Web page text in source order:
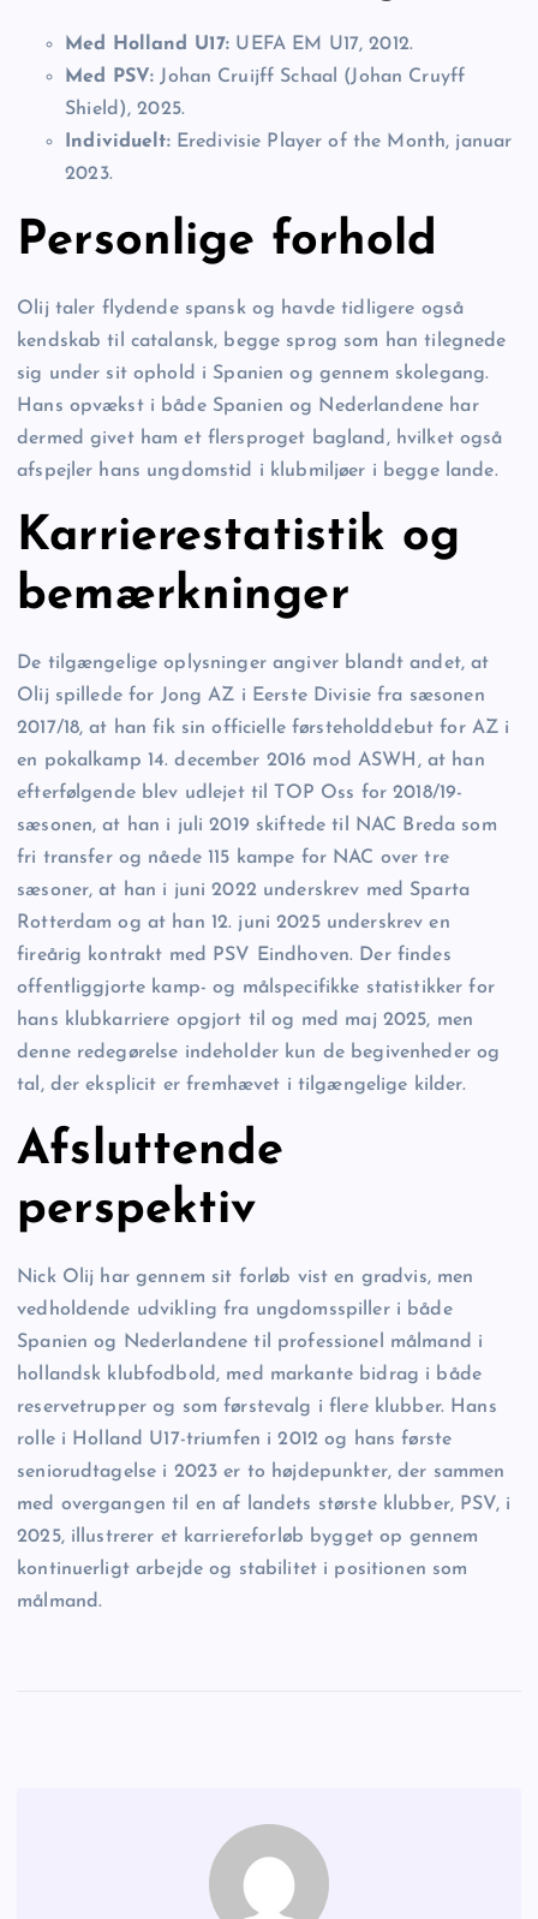
Med Holland U17: UEFA EM U17, 2012.
Med PSV: Johan Cruijff Schaal (Johan Cruyff
Shield), 2025.
Individuelt:Eredivisie Player of the Month, januar
2023.
Personlige forhold
Olij taler flydende spansk og havde tidligere også
kendskab til catalansk, begge sprog som han tilegnede
sig under sit ophold i Spanien og gennem skolegang.
Hans opvækst i både Spanien og Nederlandene har
dermed givet ham et flersproget bagland, hvilket også
afspejler hans ungdomstid i klubmiljøer i begge lande.
Karrierestatistik og
bemærkninger
De tilgængelige oplysninger angiver blandt andet, at
Olij spillede for Jong AZ i Eerste Divisie fra sæsonen
2017/18, at han fik sin officielle førsteholddebut for AZ i
en pokalkamp 14. december 2016 mod ASWH, at han
efterfølgende blev udlejet til TOP Oss for 2018/19-
sæsonen, at han i juli 2019 skiftede til NAC Breda som
fri transfer og nåede 115 kampe for NAC over tre
sæsoner, at han i juni 2022 underskrev med Sparta
Rotterdam og at han 12. juni 2025 underskrev en
fireårig kontrakt med PSV Eindhoven. Der findes
offentliggjorte kamp- og målspecifikke statistikker for
hans klubkarriere opgjort til og med maj 2025, men
denne redegørelse indeholder kun de begivenheder og
tal, der eksplicit er fremhævet i tilgængelige kilder.
Afsluttende
perspektiv
Nick Olij har gennem sit forløb vist en gradvis, men
vedholdende udvikling fra ungdomsspiller i både
Spanien og Nederlandene til professionel målmand i
hollandsk klubfodbold, med markante bidrag i både
reservetrupper og som førstevalg i flere klubber. Hans
rolle i Holland U17-triumfen i 2012 og hans første
seniorudtagelse i 2023 er to højdepunkter, der sammen
med overgangen til en af landets største klubber, PSV, i
2025, illustrerer et karriereforløb bygget op gennem
kontinuerligt arbejde og stabilitet i positionen som
målmand.